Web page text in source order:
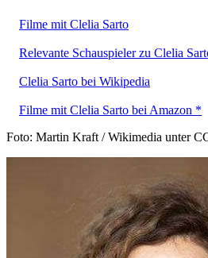
Filme mit Clelia Sarto
Relevante Schauspieler zu Clelia
Clelia Sarto bei Wikipedia
Filme mit Clelia Sarto bei Amazon *
Foto: Martin Kraft / Wikimedia unter